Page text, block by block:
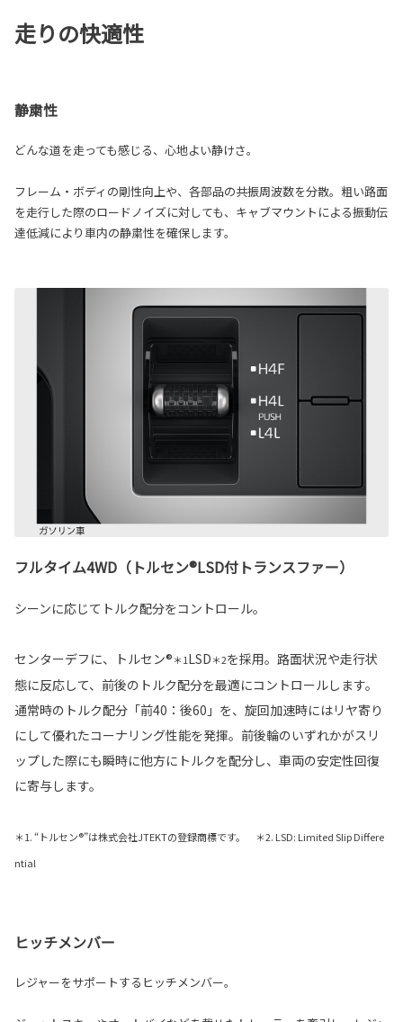
走りの快適性
静粛性
どんな道を走っても感じる、心地よい静けさ。
フレーム・ボディの剛性向上や、各部品の共振周波数を分散。粗い路面
を走行した際のロードノイズに対しても、キャブマウントによる振動伝
達低減により車内の静粛性を確保します。
フルタイム4WD（トルセン®LSD付トランスファー）
シーンに応じてトルク配分をコントロール。
センターデフに、トルセン®＊1LSD＊2を採用。路面状況や走行状
態に反応して、前後のトルク配分を最適にコントロールします。
通常時のトルク配分「前40：後60」を、旋回加速時にはリヤ寄り
にして優れたコーナリング性能を発揮。前後輪のいずれかがスリ
ップした際にも瞬時に他方にトルクを配分し、車両の安定性回復
に寄与します。
＊1. “トルセン®”は株式会社JTEKTの登録商標です。 ＊2. LSD: Limited Slip Differe
ntial
ヒッチメンバー
レジャーをサポートするヒッチメンバー。